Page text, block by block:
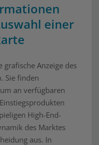
einer
Anzeige des
Sie finden
an verfügbaren
High-End-
des Marktes
aus. In